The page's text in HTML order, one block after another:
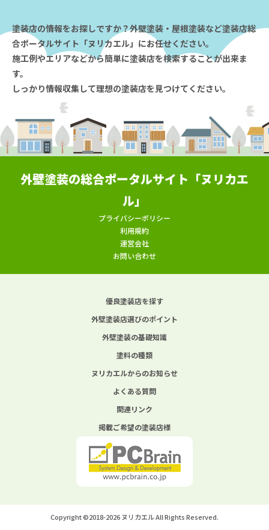
塗装店の情報をお探しですか？外壁塗装・屋根塗装など塗装店総
合ポータルサイト「ヌリカエル」にお任せください。
施工例やエリアなどから簡単に塗装店を検索することが出来ま
す。
しっかり情報収集して理想の塗装店を見つけてください。
外壁塗装の総合ポータルサイト「ヌリカエ
ル」
プライバシーポリシー
利用規約
運営会社
お問い合わせ
優良塗装店を探す
外壁塗装店選びのポイント
外壁塗装の基礎知識
塗料の種類
ヌリカエルからのお知らせ
よくある質問
関連リンク
掲載ご希望の塗装店様
Copyright ©2018-2026 ヌリカエル All Rights Reserved.